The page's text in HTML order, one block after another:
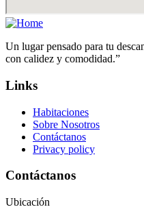
Un lugar pensado para tu
con calidez y comodidad.”
Links
Habitaciones
Sobre Nosotros
Contáctanos
Privacy policy
Contáctanos
Ubicación